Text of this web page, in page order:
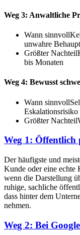
Weg 3: Anwaltliche
Wann sinnvoll
unwahre
Größter Nachteil
bis Monaten
Weg 4: Bewusst
Wann sinnvoll
Eskalationsrisiko
Größter Nachteil
Weg 1: Öffentlich
Der häufigste und
Kunde oder eine echte
wenn die Darstellung
ruhige, sachliche
dass hinter dem
nehmen.
Weg 2: Bei